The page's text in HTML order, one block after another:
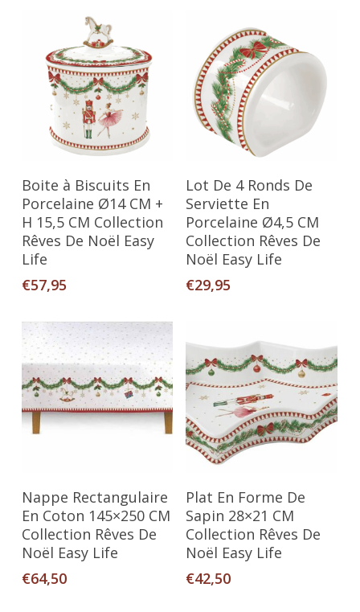
Ajouter Au Panier
Boite à Biscuits En
Porcelaine Ø14 CM +
H 15,5 CM Collection
Rêves De Noël Easy
Life
€57,95
Ajouter Au Panier
Lot De 4 Ronds De
Serviette En
Porcelaine Ø4,5 CM
Collection Rêves De
Noël Easy Life
€29,95
Ajouter Au Panier
Nappe Rectangulaire
En Coton 145×250 CM
Collection Rêves De
Noël Easy Life
€64,50
Ajouter Au Panier
Plat En Forme De
Sapin 28×21 CM
Collection Rêves De
Noël Easy Life
€42,50